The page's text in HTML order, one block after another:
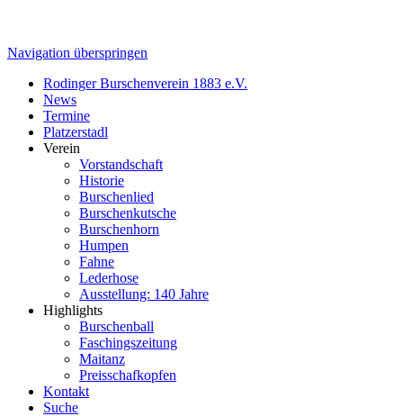
Navigation überspringen
Rodinger Burschenverein 1883 e.V.
News
Termine
Platzerstadl
Verein
Vorstandschaft
Historie
Burschenlied
Burschenkutsche
Burschenhorn
Humpen
Fahne
Lederhose
Ausstellung: 140 Jahre
Highlights
Burschenball
Faschingszeitung
Maitanz
Preisschafkopfen
Kontakt
Suche